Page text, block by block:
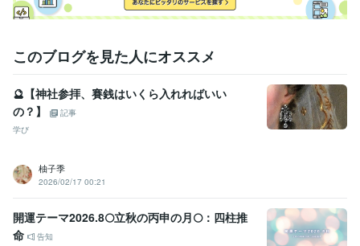
このブログを見た人にオススメ
🔮【神社参拝、賽銭はいくら入れればいい
の？】
記事
学び
柚子季
2026/02/17 00:21
開運テーマ2026.8🌕立秋の丙申の月🌕：四柱推
命
告知